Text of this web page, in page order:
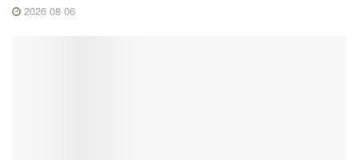
2026 08 06